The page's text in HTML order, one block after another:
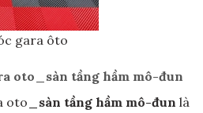
gara ôto
oto _sàn tầng hầm mô-đun
oto _sàn tầng hầm mô-đun là